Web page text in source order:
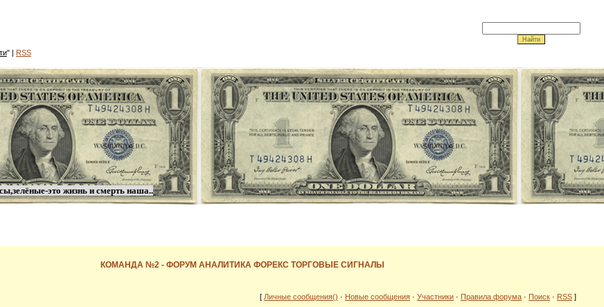
" | RSS
это жизнь и смерть наша..
КОМАНДА №2 - ФОРУМ АНАЛИТИКА ФОРЕКС ТОРГОВЫЕ СИГНАЛЫ
[ Личные сообщения() · Новые сообщения · Участники · Правила форума · Поиск · RSS ]